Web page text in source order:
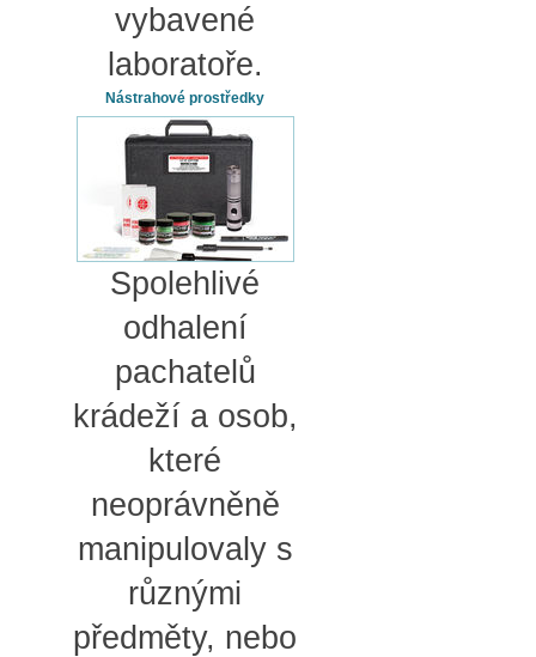
vybavené
laboratoře.
Nástrahové prostředky
Spolehlivé
odhalení
pachatelů
krádeží a osob,
které
neoprávněně
manipulovaly s
různými
předměty, nebo